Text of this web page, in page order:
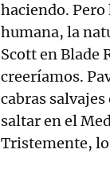
haciendo.
humana, la
Scott en Blade
creeríamos.
cabras
saltar en el
Tristemente, lo